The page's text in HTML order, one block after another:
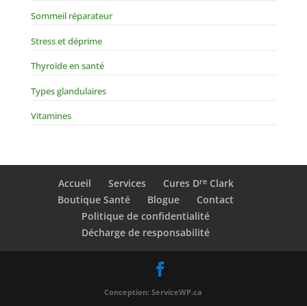
Sommeil réparateur
Stress et déprime
Thyroïde en santé
Types glandulaires
Vitamines
Accueil Services Cures DreClark
Boutique Santé
Blogue
Contact
Politique de confidentialité
Décharge de responsabilité
Conception: ServiceWP.ca